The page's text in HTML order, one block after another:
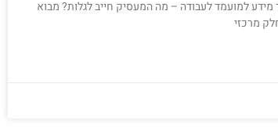
למועמד לעבודה – מה המעסיק חייב לגלות? מבוא
מרכזי